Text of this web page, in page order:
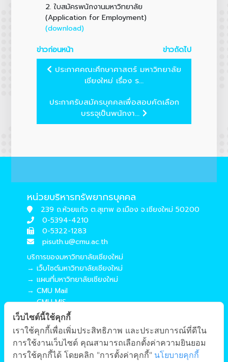
2.ใบสมัครพนักงานมหาวิทยาลัย
(Application for Employment)
(download)
ข่าวก่อนหน้า
ข่าวถัดไป
ประกาศคณะศึกษาศาสตร์ มหาวิทยาลัย
เชียงใหม่ เรื่อง ร...
ประกาศรับสมัครบุคคลเพื่อสอบคัดเลือก
บรรจุเป็นพนักงา...
หน่วยบริหารทรัพยากรบุคคล
239 ถ.ห้วยแก้ว ต.สุเทพ อ.เมือง จ.เชียงใหม่ 50200
0-5394-4210
0-5322-1283
pisuth.u@cmu.ac.th
บริการของมหาวิทยาลัยเชียงใหม่
→ เว็บไซต์มหาวิทยาลัยเชียงใหม่
→ แผนที่มหาวิทยาลัยเชียงใหม่
→ CMU Mail
→ CMU MIS
→ CMU SIS
→ CMU WiFi
บริการของคณะศึกษาศาสตร์
→ เว็บไซต์คณะศึกษาศาสตร์
เว็บไซต์นี้ใช้คุกกี้
เราใช้คุกกี้เพื่อเพิ่มประสิทธิภาพ และประสบการณ์ที่ดีใน
การใช้งานเว็บไซต์ คุณสามารถเลือกตั้งค่าความยินยอม
การใช้คุกกี้ได้ โดยคลิก "การตั้งค่าคุกกี้" นโยบายคุกกี้